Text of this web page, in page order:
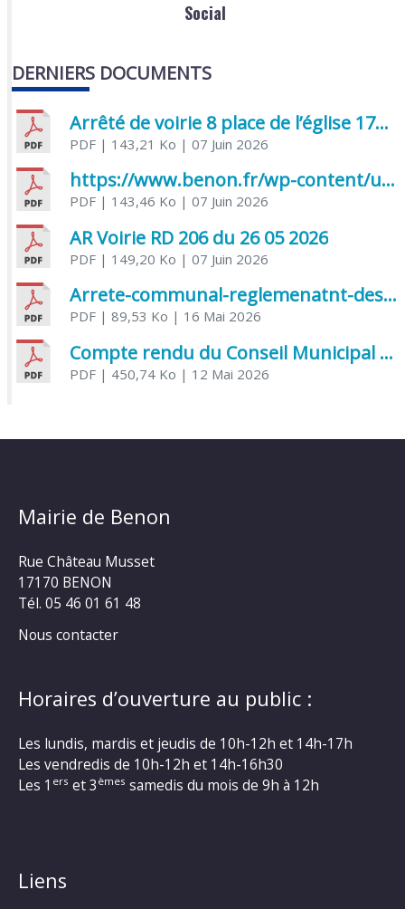
Social
DERNIERS DOCUMENTS
Arrêté de voirie 8 place de l’église 17170 Benon
PDF| 143,21 Ko | 07 Juin 2026
https://www.benon.fr/wp-content/uploads/2026/06/AR-Voirie-Chemin-de-Lafond-du-26-05-2026.pdf
PDF| 143,46 Ko | 07 Juin 2026
AR Voirie RD 206 du 26 05 2026
PDF| 149,20 Ko | 07 Juin 2026
Arrete-communal-reglemenatnt-des-bruits-de-voisinage-et-des-activites-bruyantes
PDF| 89,53 Ko | 16 Mai 2026
Compte rendu du Conseil Municipal du 06 mai 2026
PDF| 450,74 Ko | 12 Mai 2026
Mairie de Benon
Rue Château Musset
17170 BENON
Tél. 05 46 01 61 48
Nous contacter
Horaires d’ouverture au public :
Les lundis, mardis et jeudis de 10h-12h et 14h-17h
Les vendredis de 10h-12h et 14h-16h30
Les 1 ers et 3 èmes samedis du mois de 9h à 12h
Liens